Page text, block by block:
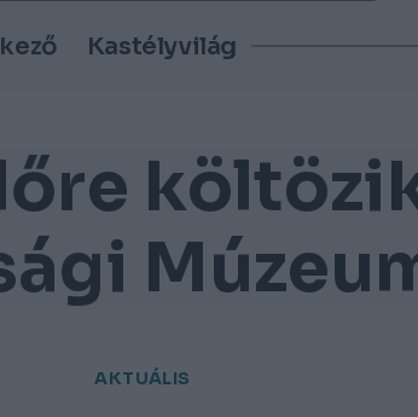
Kastélyvilág
AKTUÁLIS